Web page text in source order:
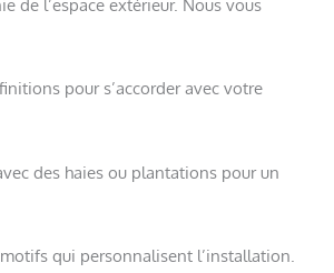
de l’espace extérieur. Nous vous
pour s’accorder avec votre
des haies ou plantations pour un
qui personnalisent l’installation.